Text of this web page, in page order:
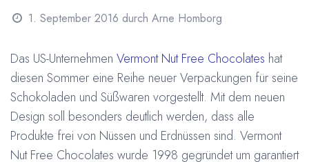
1. September 2016 durch Arne Homborg
Das US-Unternehmen Vermont Nut Free Chocolates hat
diesen Sommer eine Reihe neuer Verpackungen für seine
Schokoladen und Süßwaren vorgestellt. Mit dem neuen
Design soll besonders deutlich werden, dass alle
Produkte frei von Nüssen und Erdnüssen sind. Vermont
Nut Free Chocolates wurde 1998 gegründet um garantiert